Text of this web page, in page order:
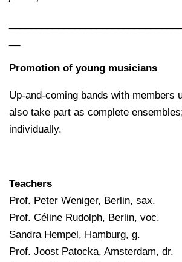
Promotion of young musicians
Up-and-coming bands with members
also take part as complete
individually.
Teachers
Prof. Peter Weniger, Berlin, sax.
Prof. Céline Rudolph, Berlin, voc.
Sandra Hempel, Hamburg, g.
Prof. Joost Patocka, Amsterdam, dr.